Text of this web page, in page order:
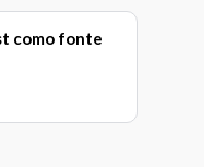
como fonte